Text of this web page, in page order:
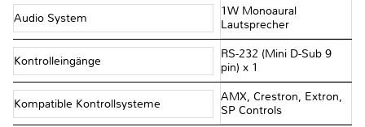
Audio System
1W Monoaural
Lautsprecher
Kontrolleingänge
RS-232 (Mini D-Sub 9
pin) x 1
Kompatible Kontrollsysteme
AMX, Crestron, Extron,
SP Controls